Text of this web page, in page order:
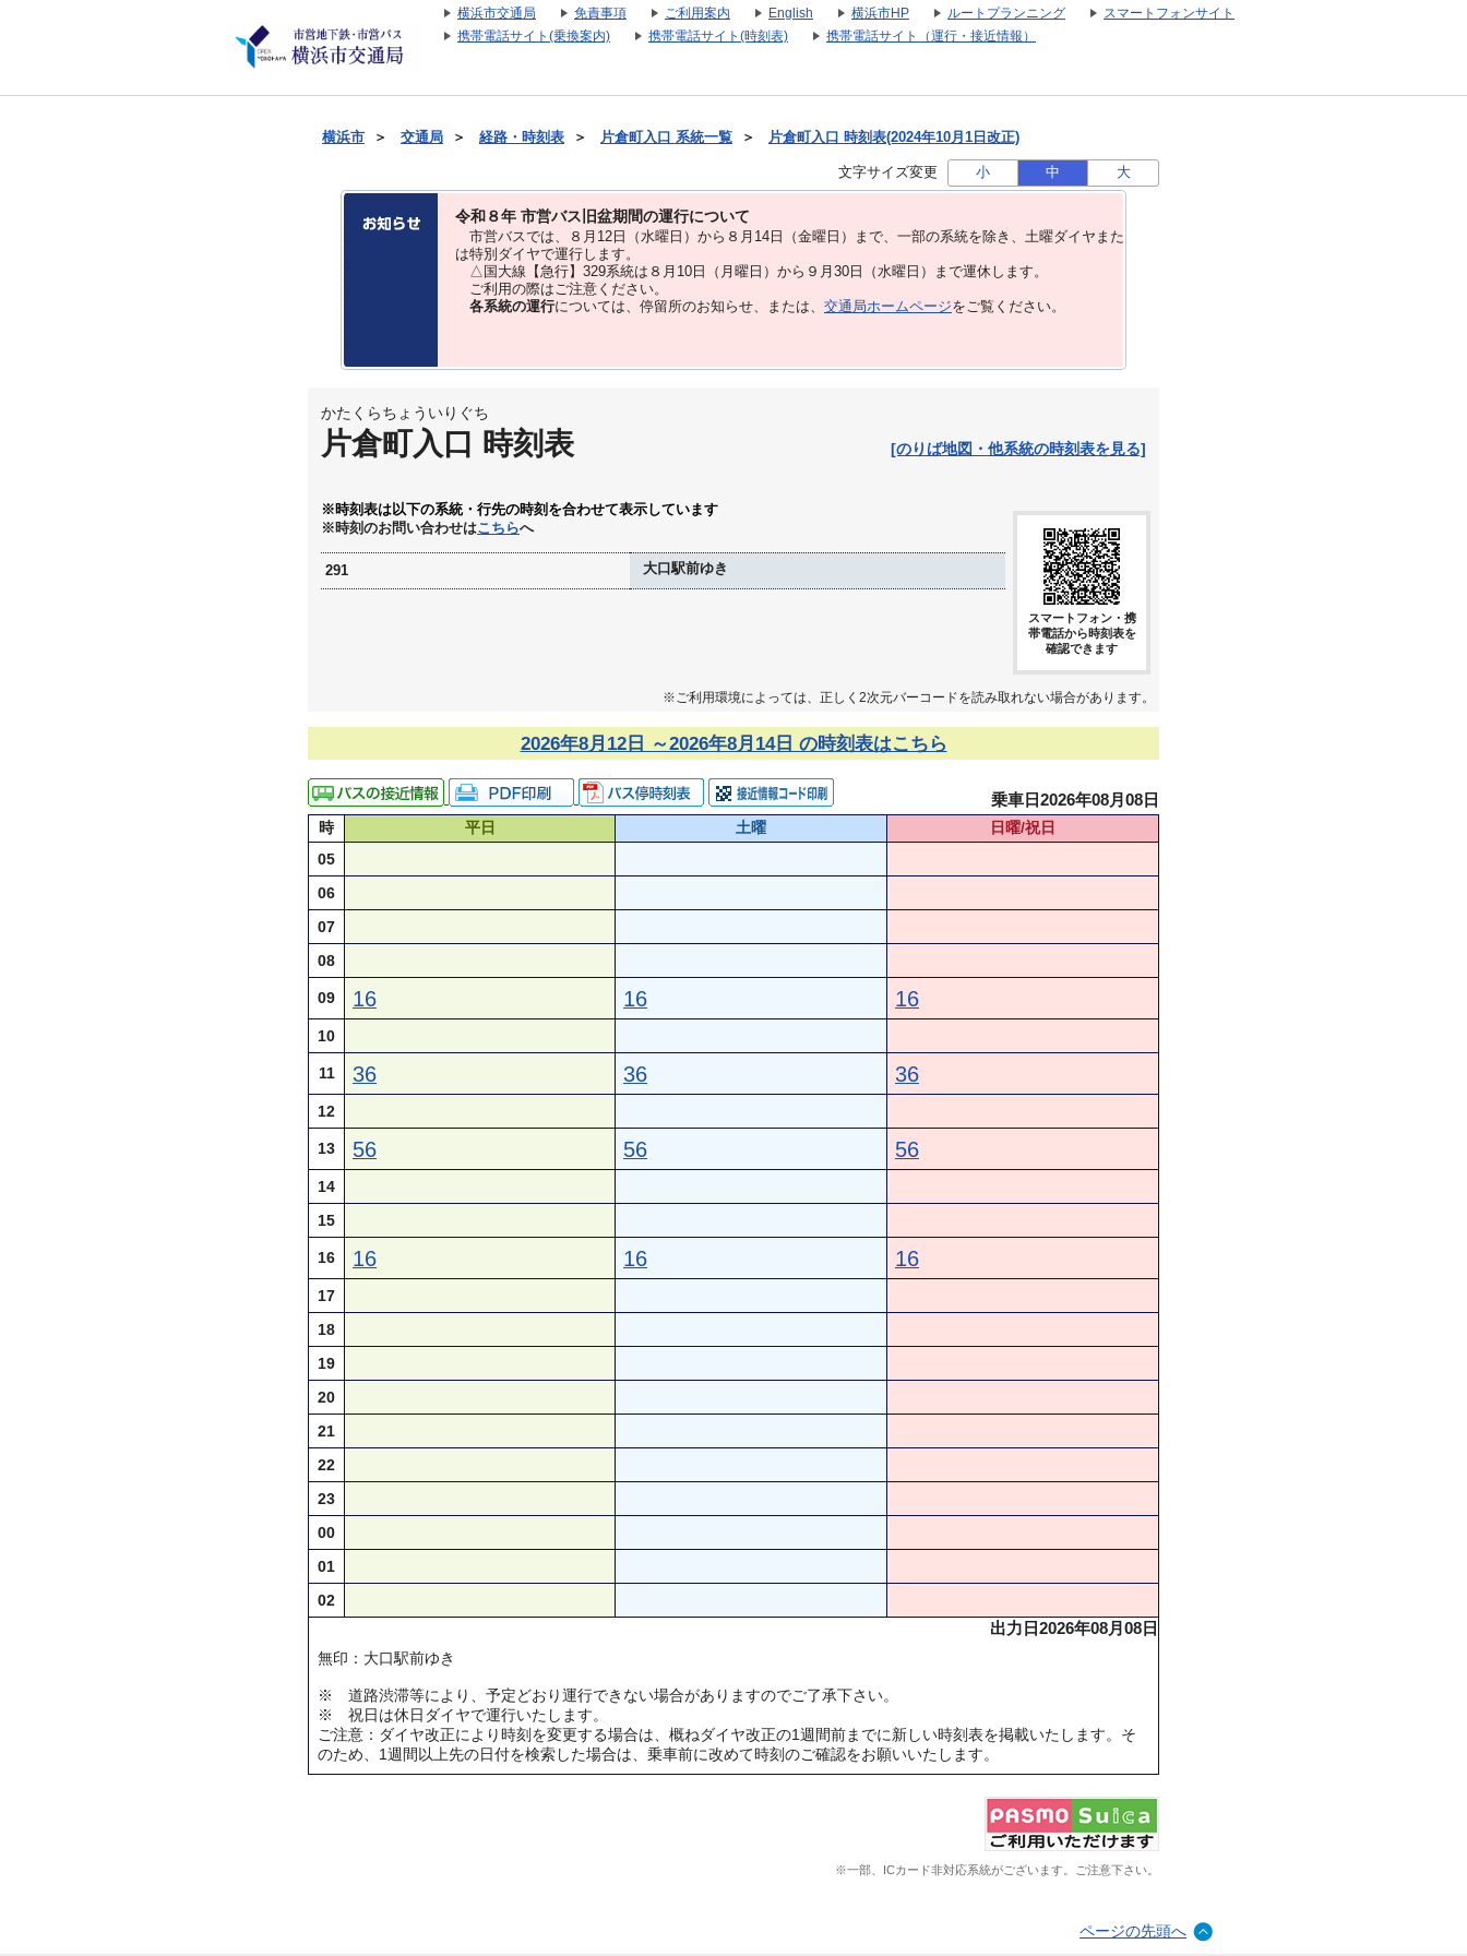
横浜市交通局 免責事項 ご利用案内 English 横浜市HP ルートプランニング
スマートフォンサイト
携帯電話サイト(乗換案内)
携帯電話サイト(時刻表) 携帯電話サイト（運行・接近情報）
横浜市 ＞ 交通局 ＞ 経路・時刻表 ＞ 片倉町入口 系統一覧 ＞ 片倉町入口 時刻表(2024年10月1日改正)
文字サイズ変更 小 中 大
令和８年 市営バス旧盆期間の運行について
市営バスでは、８⽉12⽇（水曜日）から８⽉14⽇（金曜日）まで、⼀部の系統を除き、⼟曜ダイヤまた
は特別ダイヤで運⾏します。
△国大線【急行】329系統は８月10日（月曜日）から９月30日（水曜日）まで運休します。
ご利用の際はご注意ください。
各系統の運行については、停留所のお知らせ、または、 交通局ホームページをご覧ください。
かたくらちょういりぐち
片倉町入口 時刻表 [のりば地図・他系統の時刻表を見る]
※時刻表は以下の系統・行先の時刻を合わせて表示しています
※時刻のお問い合わせはこちらへ
291 大口駅前ゆき
スマートフォン・携
帯電話から時刻表を
確認できます
※ご利用環境によっては、正しく2次元バーコードを読み取れない場合があります。
2026年8月12日 ～2026年8月14日 の時刻表はこちら
乗車日2026年08月08日
時 平日 土曜
日曜/祝日
05
06
07
08
09 16 16 16
10
11 36 36 36
12
13 56 56 56
14
15
16 16 16 16
17
18
19
20
21
22
23
00
01
02
出力日2026年08月08日
無印：大口駅前ゆき
※ 道路渋滞等により、予定どおり運行できない場合がありますのでご了承下さい。
※ 祝日は休日ダイヤで運行いたします。
ご注意：ダイヤ改正により時刻を変更する場合は、概ねダイヤ改正の1週間前までに新しい時刻表を掲載いたします。そ
のため、1週間以上先の日付を検索した場合は、乗車前に改めて時刻のご確認をお願いいたします。
※一部、ICカード非対応系統がございます。ご注意下さい。
ページの先頭へ